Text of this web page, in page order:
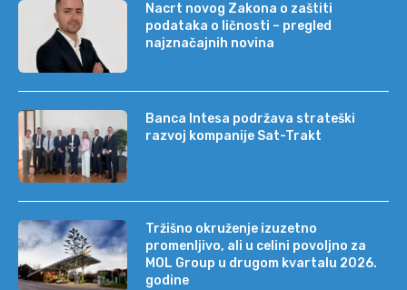
Nacrt novog Zakona o zaštiti
podataka o ličnosti – pregled
najznačajnih novina
Banca Intesa podržava strateški
razvoj kompanije Sat-Trakt
Tržišno okruženje izuzetno
promenljivo, ali u celini povoljno za
MOL Group u drugom kvartalu 2026.
godine